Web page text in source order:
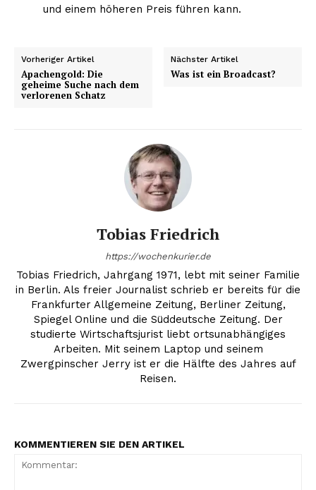
und einem höheren Preis führen kann.
Vorheriger Artikel
Apachengold: Die
geheime Suche nach dem
verlorenen Schatz
Nächster Artikel
Was ist ein Broadcast?
Tobias Friedrich
https://wochenkurier.de
Tobias Friedrich, Jahrgang 1971, lebt mit seiner Familie
in Berlin. Als freier Journalist schrieb er bereits für die
Frankfurter Allgemeine Zeitung, Berliner Zeitung,
Spiegel Online und die Süddeutsche Zeitung. Der
studierte Wirtschaftsjurist liebt ortsunabhängiges
Arbeiten. Mit seinem Laptop und seinem
Zwergpinscher Jerry ist er die Hälfte des Jahres auf
Reisen.
KOMMENTIEREN SIE DEN ARTIKEL